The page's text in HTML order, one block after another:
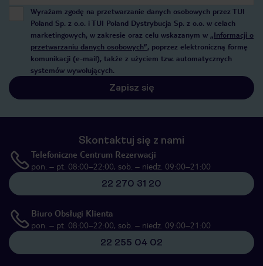
Wyrażam zgodę na przetwarzanie danych osobowych przez TUI
Poland Sp. z o.o. i TUI Poland Dystrybucja Sp. z o.o. w celach
marketingowych, w zakresie oraz celu wskazanym w „Informacji o
przetwarzaniu danych osobowych”, poprzez elektroniczną formę
komunikacji (e-mail), także z użyciem tzw. automatycznych
systemów wywołujących.
Zapisz się
Skontaktuj się z nami
Telefoniczne Centrum Rezerwacji
pon. – pt. 08:00–22:00, sob. – niedz. 09:00–21:00
22 270 31 20
Biuro Obsługi Klienta
pon. – pt. 08:00–22:00, sob. – niedz. 09:00–21:00
22 255 04 02